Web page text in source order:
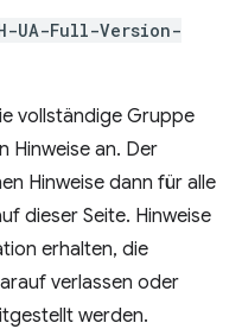
UA-Full-Version-
vollständige Gruppe
Hinweise an. Der
Hinweise dann für alle
dieser Seite. Hinweise
erhalten, die
verlassen oder
werden.